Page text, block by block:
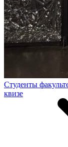
Студенты
квизе